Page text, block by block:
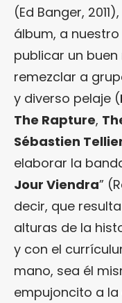
(Ed Banger,
álbum, a
publicar un
remezclar a
y diverso pelaje (
The Rapture,
Sébastien
elaborar la
Jour Viendra”
decir, que
alturas de la
y con el
mano, sea él
empujoncito a